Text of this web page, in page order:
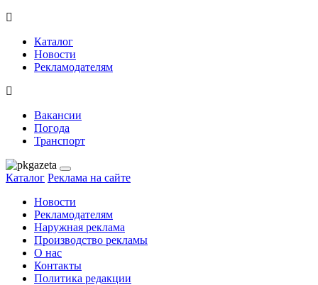
Каталог
Новости
Рекламодателям
Вакансии
Погода
Транспорт
Каталог Реклама на сайте
Новости
Рекламодателям
Наружная реклама
Производство рекламы
О нас
Контакты
Политика редакции